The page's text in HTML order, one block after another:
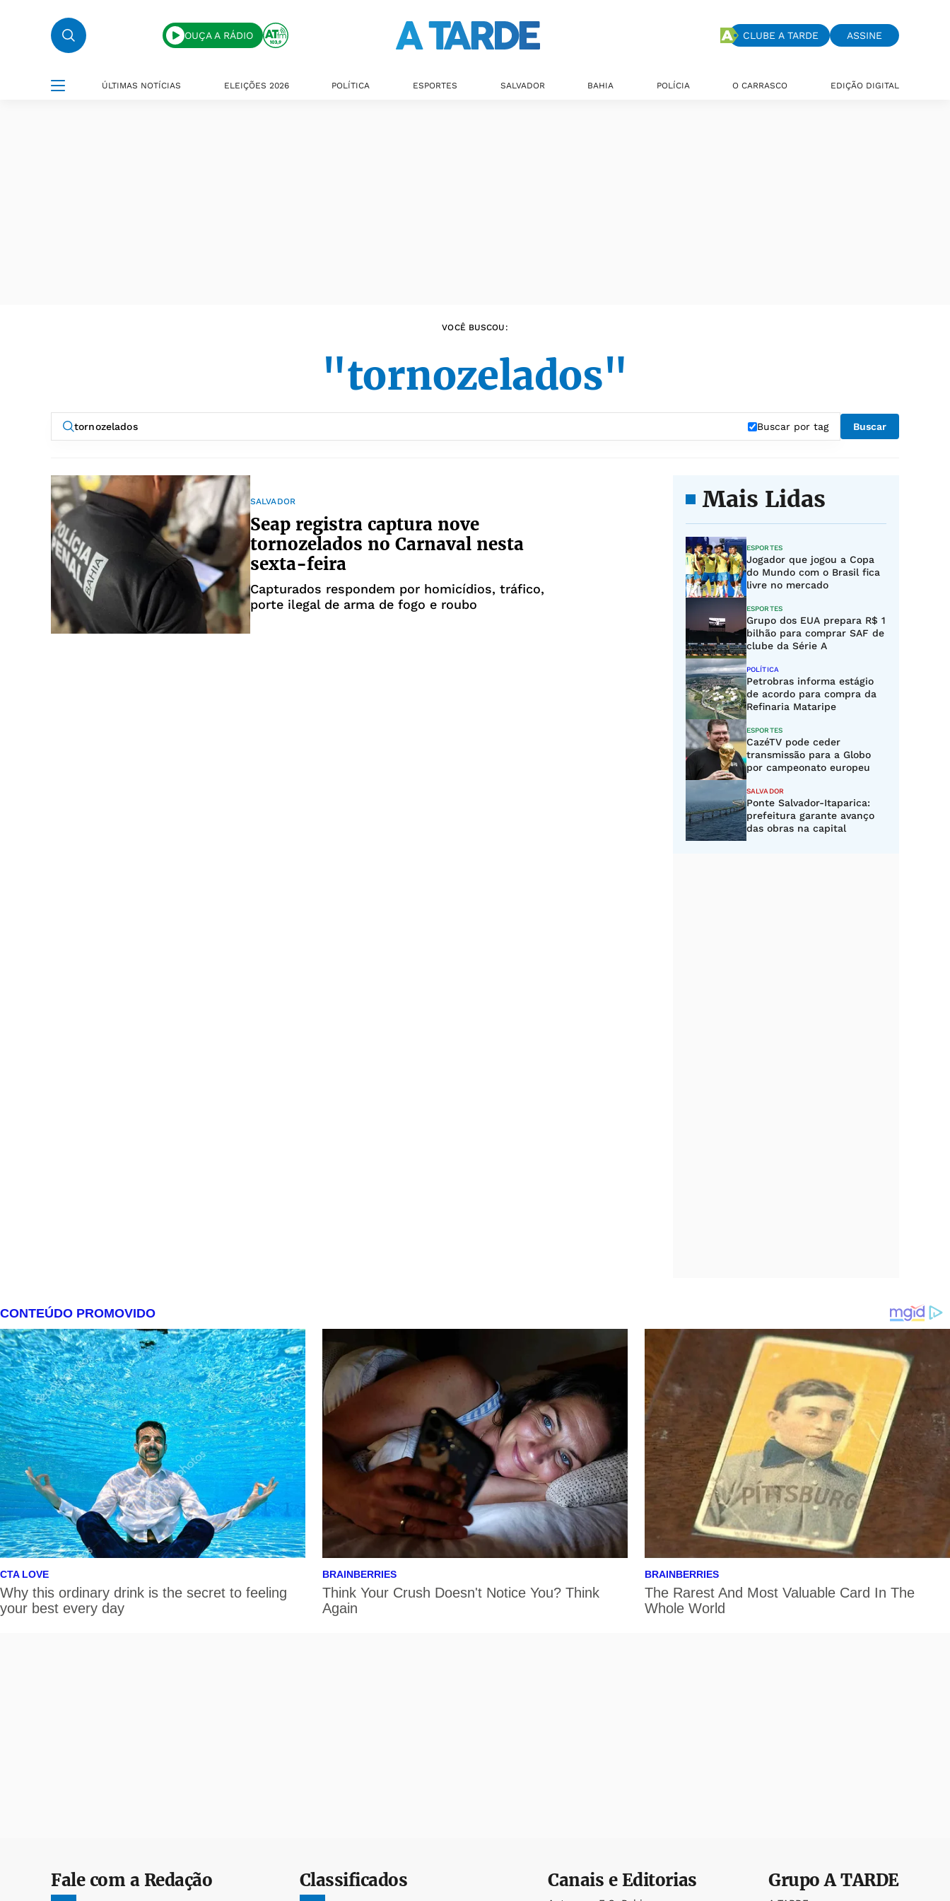
OUÇA A RÁDIO CLUBE A TARDE ASSINE
ÚLTIMAS NOTÍCIAS ELEIÇÕES 2026 POLÍTICA ESPORTES SALVADOR BAHIA POLÍCIA O CARRASCO EDIÇÃO DIGITAL
VOCÊ BUSCOU:
"tornozelados"
Buscar por tag Buscar
SALVADOR
Seap registra captura nove
tornozelados no Carnaval nesta
sexta-feira
Capturados respondem por homicídios, tráfico,
porte ilegal de arma de fogo e roubo
Mais Lidas
ESPORTES
Jogador que jogou a Copa
do Mundo com o Brasil fica
livre no mercado
ESPORTES
Grupo dos EUA prepara R$ 1
bilhão para comprar SAF de
clube da Série A
POLÍTICA
Petrobras informa estágio
de acordo para compra da
Refinaria Mataripe
ESPORTES
CazéTV pode ceder
transmissão para a Globo
por campeonato europeu
SALVADOR
Ponte Salvador-Itaparica:
prefeitura garante avanço
das obras na capital
Fale com a Redação Classificados Canais e Editorias GrupoA TARDE